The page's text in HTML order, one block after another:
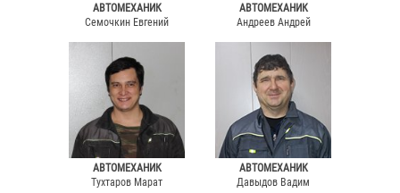
АВТОМЕХАНИК
Семочкин Евгений
АВТОМЕХАНИК
Андреев Андрей
АВТОМЕХАНИК
Тухтаров Марат
АВТОМЕХАНИК
Давыдов Вадим